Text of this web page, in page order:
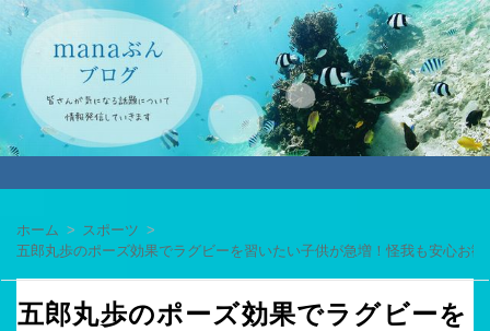
ホーム
スポーツ
五郎丸歩のポーズ効果でラグビーを習いたい子供が急増！怪我も安心お
五郎丸歩のポーズ効果でラグビーを